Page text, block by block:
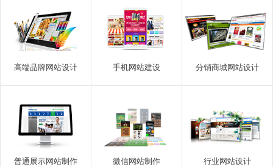
高端品牌网站设计 手机网站建设 分销商城网站设计
普通展示网站制作 微信网站制作 行业网站设计